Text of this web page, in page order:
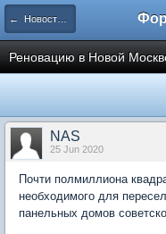
← Новости рынка недвижимости
Реновацию в Новой
NAS
25 Jun 2020
Почти полмиллиона
необходимого для
панельных домов